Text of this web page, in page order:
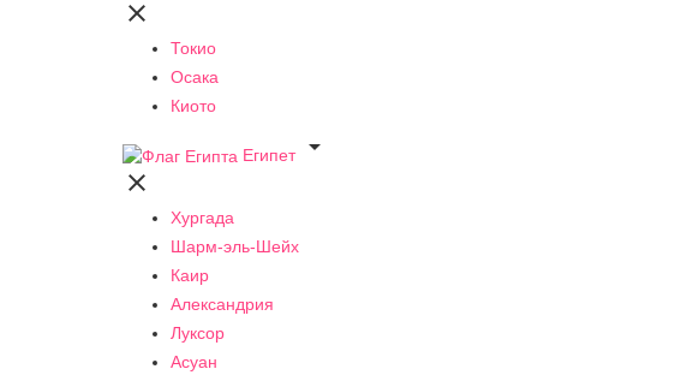

Токио
Осака
Киото
Египет


Хургада
Шарм-эль-Шейх
Каир
Александрия
Луксор
Асуан